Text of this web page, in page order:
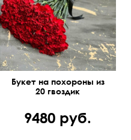
Букет на похороны из
20 гвоздик
9480 руб.